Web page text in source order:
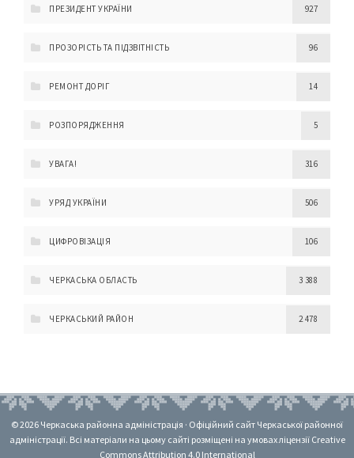
ПРЕЗИДЕНТ УКРАЇНИ 927
ПРОЗОРІСТЬ ТА ПІДЗВІТНІСТЬ 96
РЕМОНТ ДОРІГ 14
РОЗПОРЯДЖЕННЯ 5
УВАГА! 316
УРЯД УКРАЇНИ 506
ЦИФРОВІЗАЦІЯ 106
ЧЕРКАСЬКА ОБЛАСТЬ 3 388
ЧЕРКАСЬКИЙ РАЙОН 2 478
© 2026 Черкаська районна адміністрація · Офіційний сайт Черкаської районної
адміністрації. Всі матеріали на цьому сайті розміщені на умовах ліцензії Creative
Commons Attribution 4.0 International